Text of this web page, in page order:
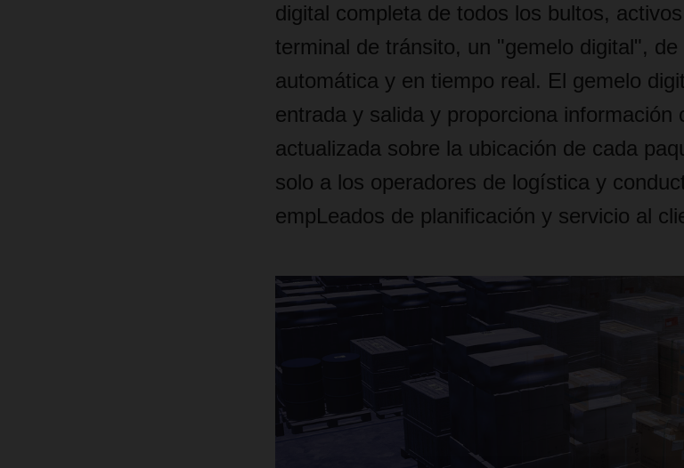
digital completa de todos los bultos,
terminal de tránsito, un "gemelo digital",
automática y en tiempo real. El gemelo
entrada y salida y proporciona información
actualizada sobre la ubicación de cada
solo a los operadores de logística y
empLeados de planificación y servicio al